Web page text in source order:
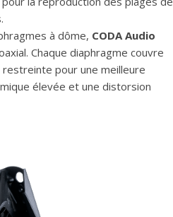
à dôme, CODA Audio
Chaque diaphragme couvre
pour une meilleure
élevée et une distorsion